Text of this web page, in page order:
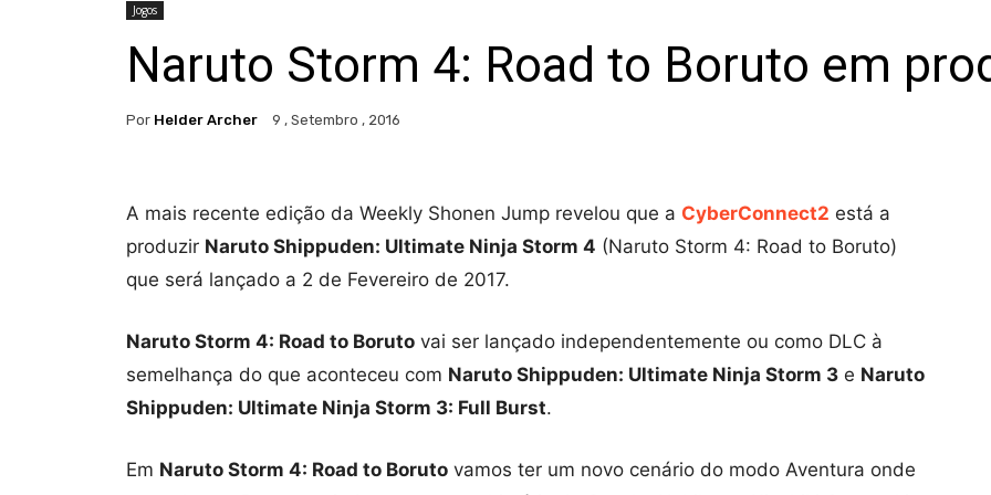
Jogos
Naruto Storm 4: Road to Boruto em
Por Helder Archer 9 , Setembro , 2016
A mais recente edição da Weekly Shonen Jump revelou que a CyberConnect2 está a
produzir Naruto Shippuden: Ultimate Ninja Storm 4 (Naruto Storm 4: Road to Boruto)
que será lançado a 2 de Fevereiro de 2017.
Naruto Storm 4: Road to Boruto vai ser lançado independentemente ou como DLC à
semelhança do que aconteceu com Naruto Shippuden: Ultimate Ninja Storm 3 e Naruto
Shippuden: Ultimate Ninja Storm 3: Full Burst.
Em Naruto Storm 4: Road to Boruto vamos ter um novo cenário do modo Aventura onde